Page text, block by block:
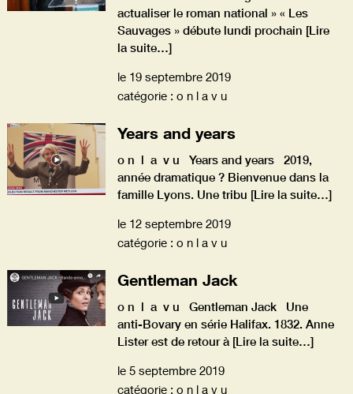
actualiser le roman national » « Les
Sauvages » débute lundi prochain [Lire
la suite…]
le 19 septembre 2019
catégorie : o n l a v u
Years and years
o n l a v u Years and years 2019,
année dramatique ? Bienvenue dans la
famille Lyons. Une tribu [Lire la suite…]
le 12 septembre 2019
catégorie : o n l a v u
Gentleman Jack
o n l a v u Gentleman Jack Une
anti-Bovary en série Halifax. 1832. Anne
Lister est de retour à [Lire la suite…]
le 5 septembre 2019
catégorie : o n l a v u